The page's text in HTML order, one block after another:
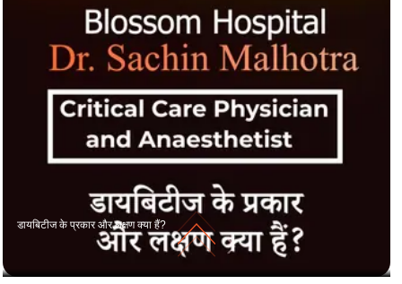
डायबिटीज के प्रकार और लक्षण क्या हैं?